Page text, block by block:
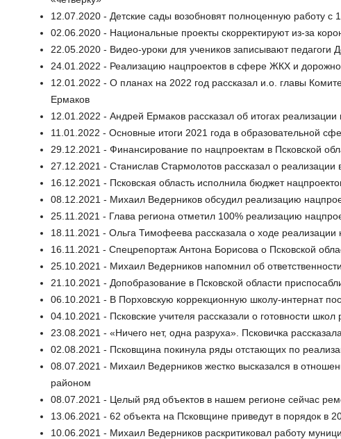
12.07.2020 - Детские сады возобновят полноценную работу с
02.06.2020 - Национальные проекты скорректируют из-за
22.05.2020 - Видео-уроки для учеников записывают педагоги
24.01.2022 - Реализацию нацпроектов в сфере ЖКХ и
12.01.2022 - О планах на 2022 год рассказал и.о. главы
Ермаков
12.01.2022 - Андрей Ермаков рассказал об итогах
11.01.2022 - Основные итоги 2021 года в образовательной
29.12.2021 - Финансирование по нацпроектам в Псковской
27.12.2021 - Станислав Стармолотов рассказал о реализации
16.12.2021 - Псковская область исполнила бюджет
08.12.2021 - Михаил Ведерников обсудил реализацию
25.11.2021 - Глава региона отметил 100% реализацию
18.11.2021 - Ольга Тимофеева рассказала о ходе реализации
16.11.2021 - Спецрепортаж Антона Борисова о Псковской
25.10.2021 - Михаил Ведерников напомнил об
21.10.2021 - Допобразование в Псковской области
06.10.2021 - В Порховскую коррекционную школу-интернат
04.10.2021 - Псковские учителя рассказали о готовности
23.08.2021 - «Ничего нет, одна разруха». Псковичка
02.08.2021 - Псковщина покинула ряды отстающих по
08.07.2021 - Михаил Ведерников жестко высказался в
районом
08.07.2021 - Целый ряд объектов в нашем регионе сейчас
13.06.2021 - 62 объекта на Псковщине приведут в порядок в
10.06.2021 - Михаил Ведерников раскритиковал работу